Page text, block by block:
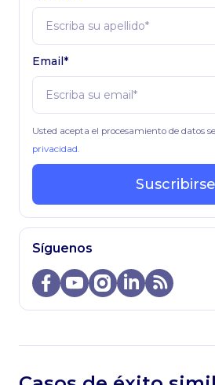
Email*
Usted acepta el procesamiento de datos
privacidad.
Suscribirse
Síguenos